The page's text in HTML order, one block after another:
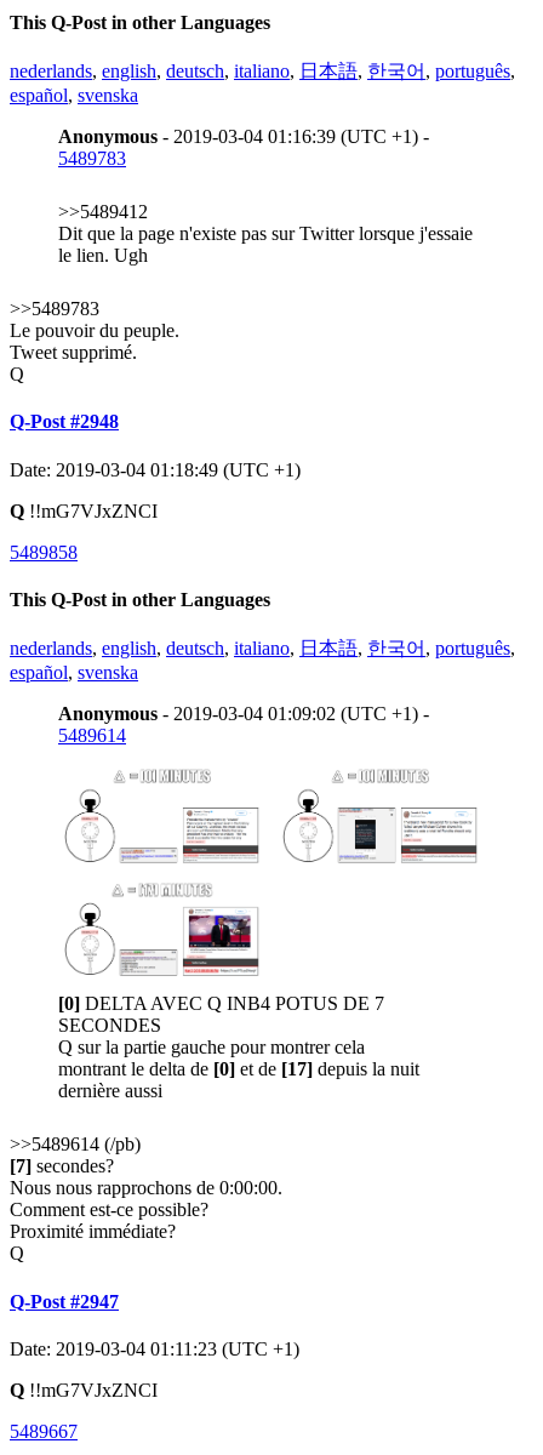
This Q-Post in other Languages
nederlands, english, deutsch, italiano, 日本語, 한국어 , português,
español, svenska
Anonymous - 2019-03-04 01:16:39 (UTC +1) -
5489783
>>5489412
Dit que la page n'existe pas sur Twitter lorsque j'essaie
le lien. Ugh
>>5489783
Le pouvoir du peuple.
Tweet supprimé.
Q
Q-Post #2948
Date: 2019-03-04 01:18:49 (UTC +1)
Q !!mG7VJxZNCI
5489858
This Q-Post in other Languages
nederlands, english, deutsch, italiano, 日本語, 한국어 , português,
español, svenska
Anonymous - 2019-03-04 01:09:02 (UTC +1) -
5489614
[0] DELTA AVEC Q INB4 POTUS DE 7
SECONDES
Q sur la partie gauche pour montrer cela
montrant le delta de [0] et de [17] depuis la nuit
dernière aussi
>>5489614 (/pb)
[7] secondes?
Nous nous rapprochons de 0:00:00.
Comment est-ce possible?
Proximité immédiate?
Q
Q-Post #2947
Date: 2019-03-04 01:11:23 (UTC +1)
Q !!mG7VJxZNCI
5489667